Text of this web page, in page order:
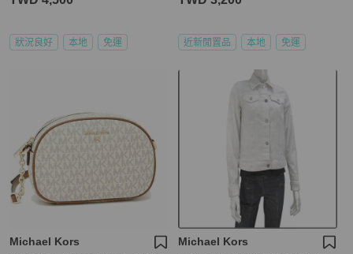
狀況良好 本地 免運 近新閒置品 本地 免運
Michael Kors Michael Kors